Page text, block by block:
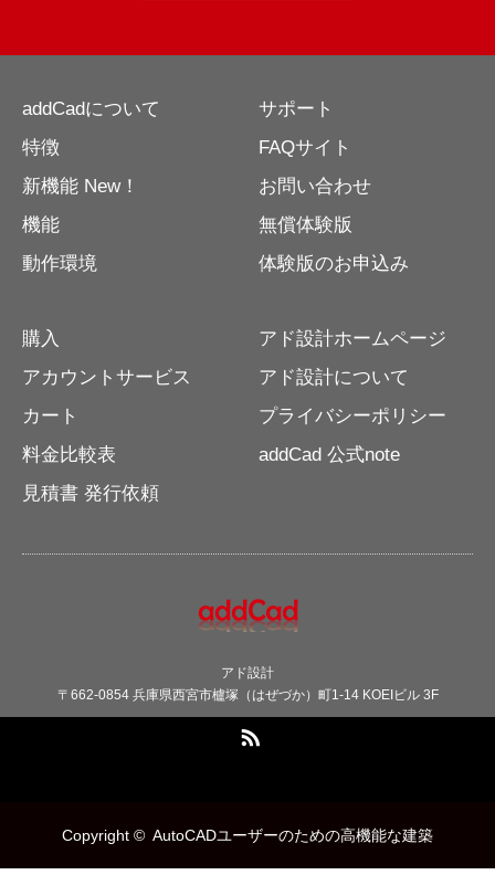
addCadについて
特徴
新機能 New！
機能
動作環境
サポート
FAQサイト
お問い合わせ
無償体験版
体験版のお申込み
購入
アカウントサービス
カート
料金比較表
見積書 発行依頼
アド設計ホームページ
アド設計について
プライバシーポリシー
addCad 公式note
アド設計
〒662-0854 兵庫県西宮市櫨塚（はぜづか）町1-14 KOEIビル 3F
Copyright © AutoCADユーザーのための高機能な建築